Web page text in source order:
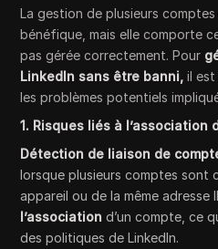
La gestion de plusieurs
bénéfique, mais elle comporte
pas gérée correctement. Pour
LinkedIn sans être banni, il
les problèmes potentiels
1. Risques liés à l’association
Détection de liaison de
lorsque plusieurs comptes sont
appareil ou de la même adresse
l’association d’un compte, ce
des politiques de LinkedIn.